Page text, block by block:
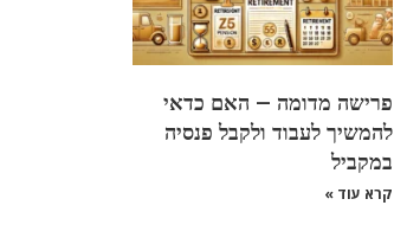
פרישה מדומה – האם כדאי
להמשיך לעבוד ולקבל פנסיה
במקביל
קרא עוד »